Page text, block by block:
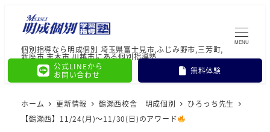
個別指導なら明成個別 埼玉県富士見市,ふじみ野市,三芳町,
新座市,志木市,川越市にある個別指導塾
公式LINEから
お問い合わせ
無料体験
MENU
ホーム 更新情報 鶴瀬西校舎 明成個別
ひろっち先生
【鶴瀬西】11/24(月)～11/30(日)のアワード